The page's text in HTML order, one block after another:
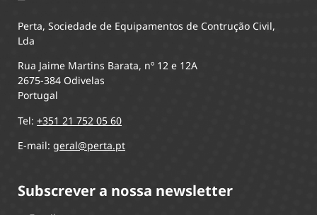
Perta, Sociedade de Equipamentos de Contrução Civil,
Lda
Rua Jaime Martins Barata, nº 12 e 12A
2675-384 Odivelas
Portugal
Tel: +351 21 752 05 60
E-mail: geral@perta.pt
Subscrever a nossa newsletter